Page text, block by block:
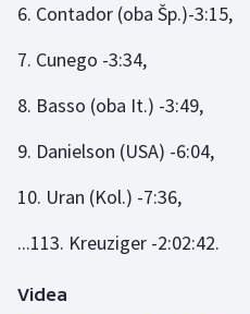
6. Contador (oba Šp.)-3:15,
7. Cunego -3:34,
8. Basso (oba It.) -3:49,
9. Danielson (USA) -6:04,
10. Uran (Kol.) -7:36,
...113. Kreuziger -2:02:42.
Videa